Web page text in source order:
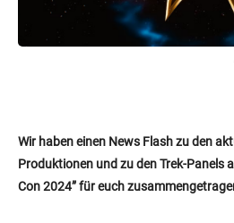
Wir haben einen News Flash zu den
Produktionen und zu den Trek-Panels
Con 2024” für euch